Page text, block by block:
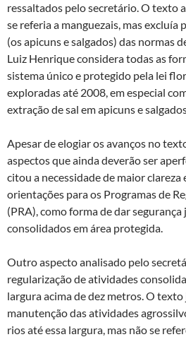
ressaltados pelo secretário. O texto
se referia a manguezais, mas excluía
(os apicuns e salgados) das normas
Luiz Henrique considera todas as
sistema único e protegido pela lei
exploradas até 2008, em especial
extração de sal em apicuns e
Apesar de elogiar os avanços no
aspectos que ainda deverão ser
citou a necessidade de maior
orientações para os Programas de
(PRA), como forma de dar
consolidados em área protegida.
Outro aspecto analisado pelo
regularização de atividades
largura acima de dez metros. O
manutenção das atividades
rios até essa largura, mas não se